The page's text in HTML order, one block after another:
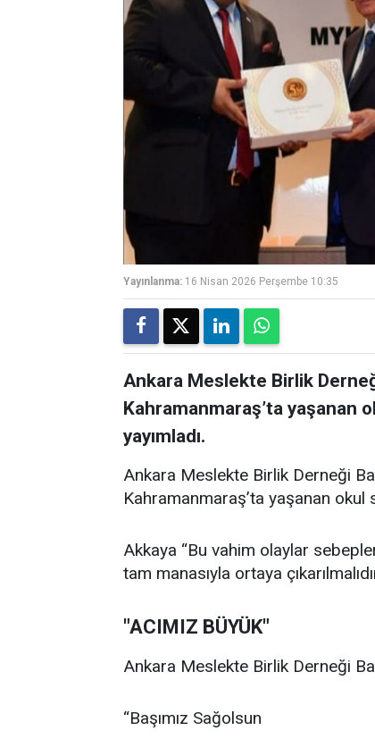
Yayınlanma: 16 Nisan 2026 Perşembe 10:35
Ankara Meslekte Birlik
Kahramanmaraş’ta yaşanan
yayımladı.
Ankara Meslekte Birlik Derneği
Kahramanmaraş’ta yaşanan okul
Akkaya “Bu vahim olaylar
tam manasıyla ortaya
"ACIMIZ BÜYÜK"
Ankara Meslekte Birlik Derneği
“Başımız Sağolsun